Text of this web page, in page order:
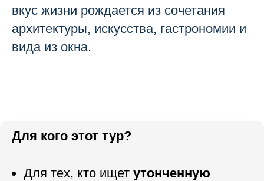
вкус жизни рождается из сочетания
архитектуры, искусства, гастрономии и
вида из окна.
Для кого этот тур?
Для тех, кто ищет утонченную